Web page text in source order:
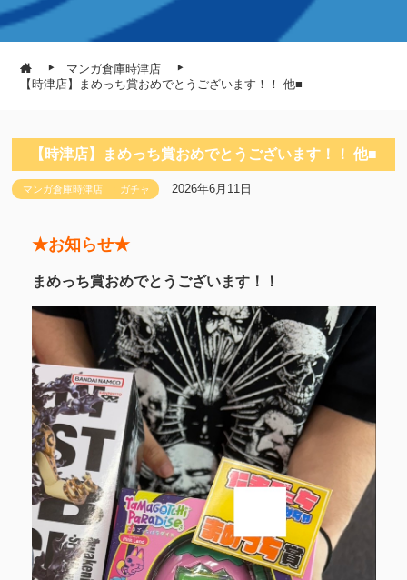
マンガ倉庫時津店
【時津店】まめっち賞おめでとうございます！！ 他■
【時津店】まめっち賞おめでとうございます！！ 他■
マンガ倉庫時津店 ガチャ 2026年6月11日
★お知らせ★
まめっち賞おめでとうございます！！